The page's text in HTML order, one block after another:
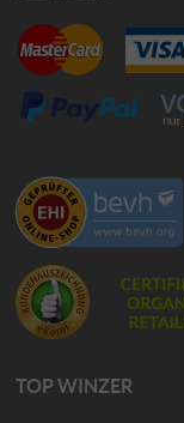
TOP WINZER